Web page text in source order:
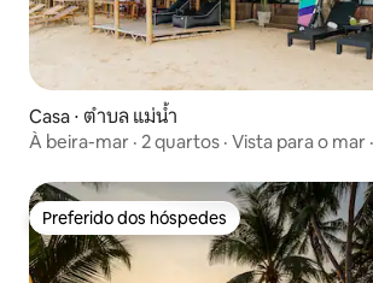
Casa ⋅ ตำบล แม่น้ำ
À beira-mar · 2 quartos · Vista para o mar
Preferido dos hóspedes
Preferido dos hóspedes